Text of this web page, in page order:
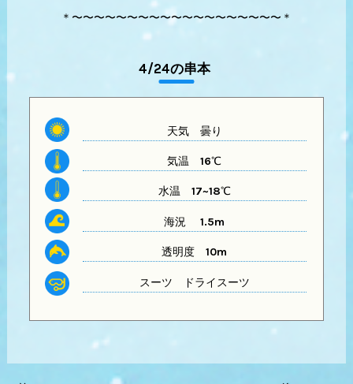
＊〜〜〜〜〜〜〜〜〜〜〜〜〜〜〜〜〜〜〜＊
4/24の串本
天気 曇り
気温 16℃
水温17~18℃
海況 1.5m
透明度 10m
スーツ ドライスーツ